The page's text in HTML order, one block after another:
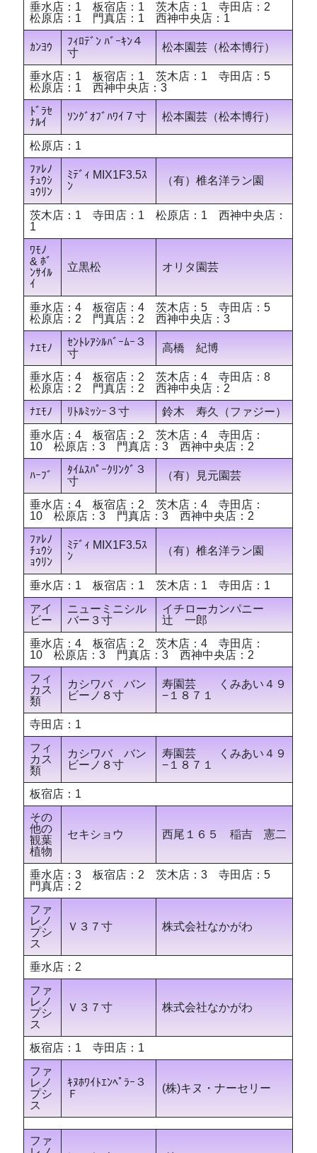
垂水店：1 板宿店：1 茨木店：1 寺田店：2
松原店：1 門真店：1 西神中央店：1
ｶﾝﾖｳ
ﾌｨﾛﾃﾞﾝ ﾊﾞｰｷﾝ４
寸
松本園芸（松本博行）
垂水店：1 板宿店：1 茨木店：1 寺田店：5
松原店：1 西神中央店：3
ﾄﾞﾗｾ
ﾅﾙｲ
ｿﾝｸﾞｵﾌﾞﾊﾜｲ７寸 松本園芸（松本博行）
松原店：1
ﾌｧﾚﾉ
ﾁｭｳｼ
ｮｳﾘﾝ
ﾐﾃﾞｨ MIX1F3.5ｽ
ﾝ
（有）椎名洋ラン園
茨木店：1 寺田店：1 松原店：1 西神中央店：
1
ﾜﾓﾉ
& ﾎﾞ
ﾝｻｲﾙ
ｲ
立黒松 オリタ園芸
垂水店：4 板宿店：4 茨木店：5 寺田店：5
松原店：2 門真店：2 西神中央店：3
ﾅｴﾓﾉ
ｾﾝﾄﾚｱｼﾙﾊﾞｰﾑｰ３
寸
高橋 紀博
垂水店：4 板宿店：2 茨木店：4 寺田店：8
松原店：2 門真店：2 西神中央店：2
ﾅｴﾓﾉ
ﾘﾄﾙﾐｯｼｰ３寸
鈴木 寿久（ファジー）
垂水店：4 板宿店：2 茨木店：4 寺田店：
10 松原店：3 門真店：3 西神中央店：2
ﾊｰﾌﾞ
ﾀｲﾑｽﾊﾟｰｸﾘﾝｸﾞ３
寸
（有）見元園芸
垂水店：4 板宿店：2 茨木店：4 寺田店：
10 松原店：3 門真店：3 西神中央店：2
ﾌｧﾚﾉ
ﾁｭｳｼ
ｮｳﾘﾝ
ﾐﾃﾞｨ MIX1F3.5ｽ
ﾝ
（有）椎名洋ラン園
垂水店：1 板宿店：1 茨木店：1 寺田店：1
アイ
ビー
ニューミニシル
バー３寸
イチローカンパニー
辻 一郎
垂水店：4 板宿店：2 茨木店：4 寺田店：
10 松原店：3 門真店：3 西神中央店：2
フィ
カス
類
カシワバ バン
ビーノ８寸
寿園芸 くみあい４９
−１８７１
寺田店：1
フィ
カス
類
カシワバ バン
ビーノ８寸
寿園芸 くみあい４９
−１８７１
板宿店：1
その
他の
観葉
植物
セキショウ 西尾１６５ 稲吉 憲二
垂水店：3 板宿店：2 茨木店：3 寺田店：5
門真店：2
ファ
レノ
プシ
ス
Ｖ３７寸 株式会社なかがわ
垂水店：2
ファ
レノ
プシ
ス
Ｖ３７寸 株式会社なかがわ
板宿店：1 寺田店：1
ファ
レノ
プシ
ス
ｷﾇﾎﾜｲﾄｴﾝﾍﾟﾗｰ３
Ｆ
(株)キヌ・ナーセリー
ファ